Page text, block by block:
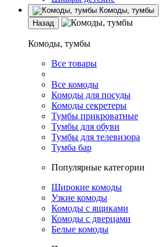
Комоды, тумбы
Назад
Комоды, тумбы
Все товары
Все комоды
Комоды для посуды
Комоды секретеры
Тумбы прикроватные
Тумбы для обуви
Тумбы для телевизора
Тумба бар
Популярные категории
Широкие комоды
Узкие комоды
Комоды с ящиками
Комоды с дверцами
Белые комоды